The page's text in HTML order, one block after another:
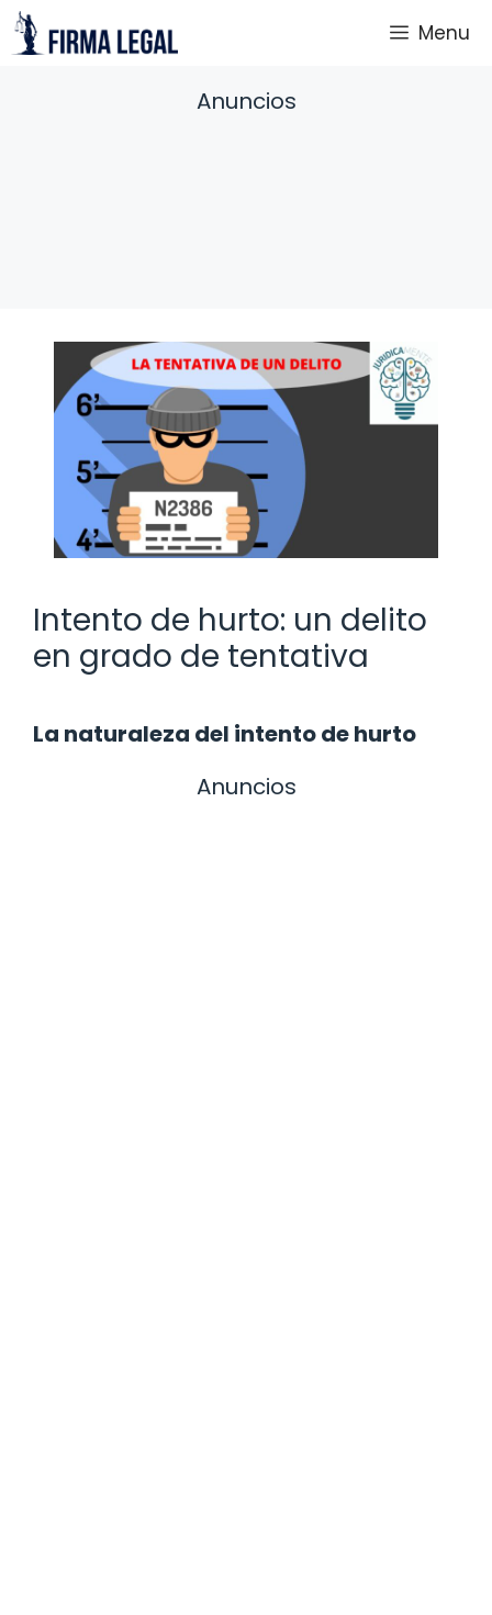
Saltar
al
Menu
Anuncios
Intento de hurto: un delito
en grado de tentativa
La naturaleza del intento de hurto
Anuncios